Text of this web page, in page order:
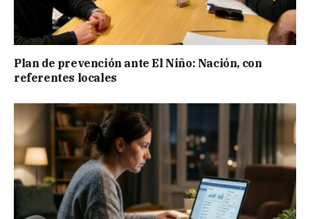
Plan de prevención ante El Niño: Nación, con
referentes locales